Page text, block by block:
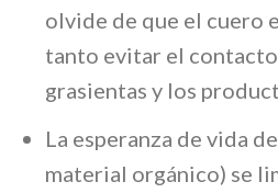
olvide de que el cuero
tanto evitar el contacto
grasientas y los
La esperanza de vida
material orgánico) se